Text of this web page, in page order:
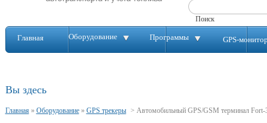
Главная Оборудование Программы GPS-
Вы здесь
Главная» Оборудование» GPS трекеры > Автомобильный GPS/GSM терминал Fort-